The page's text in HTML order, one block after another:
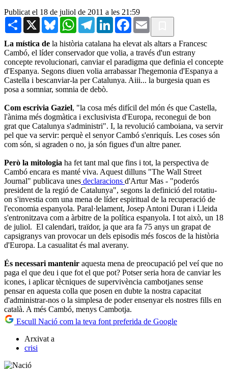
Publicat el 18 de juliol de 2011 a les 21:59
Share X BlueskyWhatsAppTelegramLinkedInFacebook
Email
La mística de la història catalana ha elevat als altars a Francesc
Cambó, el líder conservador que volia, a través d'un estrany
concepte revolucionari, canviar el paradigma que definia el concepte
d'Espanya. Segons diuen volia arrabassar l'hegemonia d'Espanya a
Castella i bescanviar-la per Catalunya. Aiii... la burgesia quan es
posa a somniar, somnia de debò.
Com escrivia Gaziel, "la cosa més difícil del món és que Castella,
l'ànima més dogmàtica i exclusivista d'Europa, reconegui de bon
grat que Catalunya s'administri". I, la revolució camboiana, va servir
pel que va servir: perquè el senyor Cambó s'enriquís. Les coses són
com són, si agraden o no, ja són figues d'un altre paner.
Però la mitologia ha fet tant mal que fins i tot, la perspectiva de
Cambó encara es manté viva. Aquest dilluns "The Wall Street
Journal" publicava unes declaracions d'Artur Mas - "poderós
president de la regió de Catalunya", segons la definició del rotatiu-
on s'investia com una mena de líder espiritual de la recuperació de
l'economia espanyola. Paral·lelament, Josep Antoni Duran i Lleida
s'entronitzava com a àrbitre de la política espanyola. I tot això, un 18
de juliol. El calendari, traïdor, ja que ara fa 75 anys un grapat de
capsigranys van provocar un dels episodis més foscos de la història
d'Europa. La casualitat és mal averany.
És necessari mantenir aquesta mena de preocupació pel veí que no
paga el que deu i que fot el que pot? Potser seria hora de canviar les
icones, i aplicar tècniques de supervivència cambotjanes sense
pensar en aquesta colla que posen en dubte la nostra capacitat
d'administrar-nos o la simplesa de poder ensenyar els nostres fills en
català. A més Cambó, menys Cambotja.
Escull Nació com la teva font preferida de Google
Arxivat a
crisi